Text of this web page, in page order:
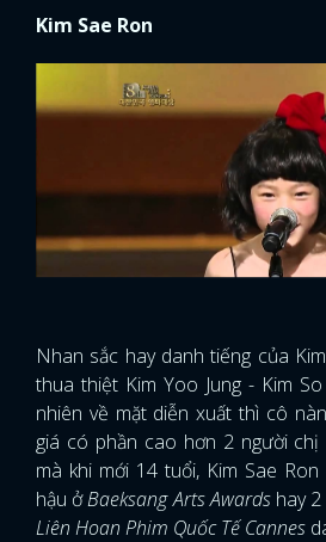
Kim Sae Ron
Nhan sắc hay danh tiếng của
thua thiệt Kim Yoo Jung - Kim
nhiên về mặt diễn xuất thì cô
giá có phần cao hơn 2 người
mà khi mới 14 tuổi, Kim Sae
hậu ởBaeksang Arts Awardshay 2
Liên Hoan Phim Quốc Tế Cannes